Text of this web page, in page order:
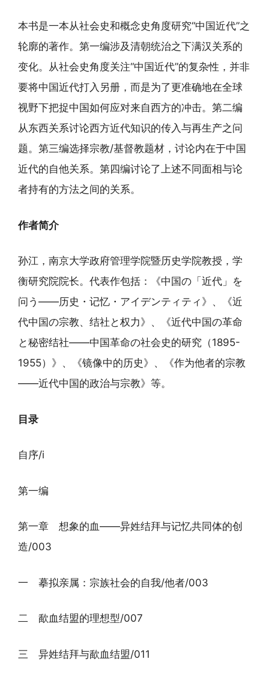
本书是一本从社会史和概念史角度研究“中国近代”之
轮廓的著作。第一编涉及清朝统治之下满汉关系的
变化。从社会史角度关注“中国近代”的复杂性，并非
要将中国近代打入另册，而是为了更准确地在全球
视野下把捉中国如何应对来自西方的冲击。第二编
从东西关系讨论西方近代知识的传入与再生产之问
题。第三编选择宗教/基督教题材，讨论内在于中国
近代的自他关系。第四编讨论了上述不同面相与论
者持有的方法之间的关系。
作者简介
孙江，南京大学政府管理学院暨历史学院教授，学
衡研究院院长。代表作包括：《中国の「近代」を
问う——历史・记忆・アイデンティティ》、《近
代中国の宗教、结社と权力》、《近代中国の革命
と秘密结社——中国革命の社会史的研究（1895-
1955）》、《镜像中的历史》、《作为他者的宗教
——近代中国的政治与宗教》等。
目录
自序/i
第一编
第一章 想象的血——异姓结拜与记忆共同体的创
造/003
一 摹拟亲属：宗族社会的自我/他者/003
二 歃血结盟的理想型/007
三 异姓结拜与歃血结盟/011